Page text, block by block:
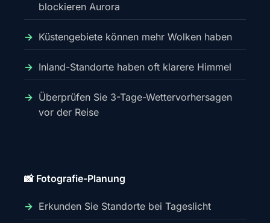
blockieren Aurora
Küstengebiete können mehr Wolken haben
Inland-Standorte haben oft klarere Himmel
Überprüfen Sie 3-Tage-Wettervorhersagen
vor der Reise
📸 Fotografie-Planung
Erkunden Sie Standorte bei Tageslicht